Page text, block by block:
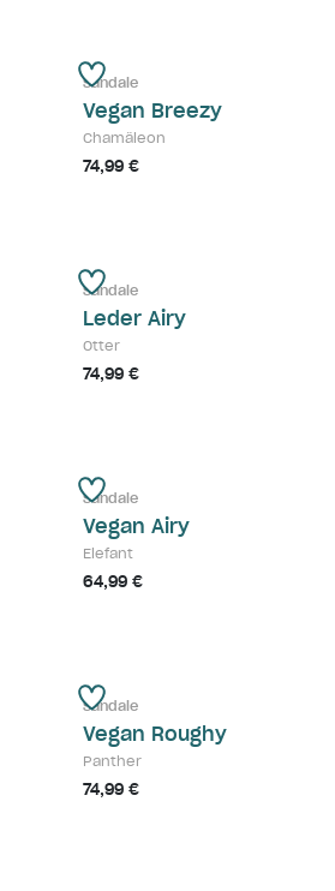
Sandale
Vegan Breezy
Chamäleon
74,99 €
Sandale
Leder Airy
Otter
74,99 €
Sandale
Vegan Airy
Elefant
64,99 €
Sandale
Vegan Roughy
Panther
74,99 €